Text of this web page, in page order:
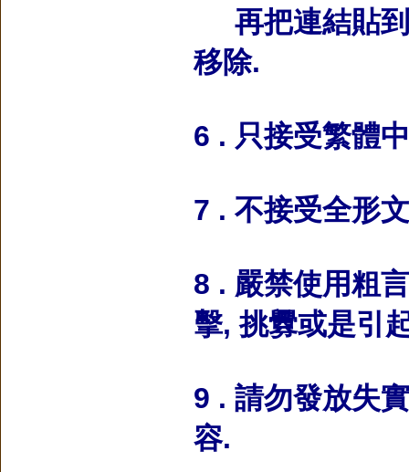
再把連結貼到
移除.
6 . 只接受繁體
7 . 不接受全形
8 . 嚴禁使用粗
擊, 挑釁或是引
9 . 請勿發放失
容.